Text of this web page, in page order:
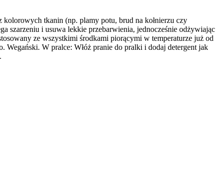
tkanin (np. plamy potu, brud na kołnierzu czy
szarzeniu i usuwa lekkie przebarwienia, jednocześnie odżywiając
ze wszystkimi środkami piorącymi w temperaturze już od
W pralce: Włóż pranie do pralki i dodaj detergent jak